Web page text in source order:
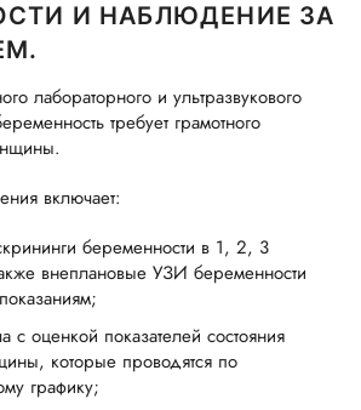
И НАБЛЮДЕНИЕ ЗА
лабораторного и ультразвукового
требует грамотного
включает:
беременности в 1, 2, 3
внеплановые УЗИ беременности
с оценкой показателей состояния
которые проводятся по
графику;